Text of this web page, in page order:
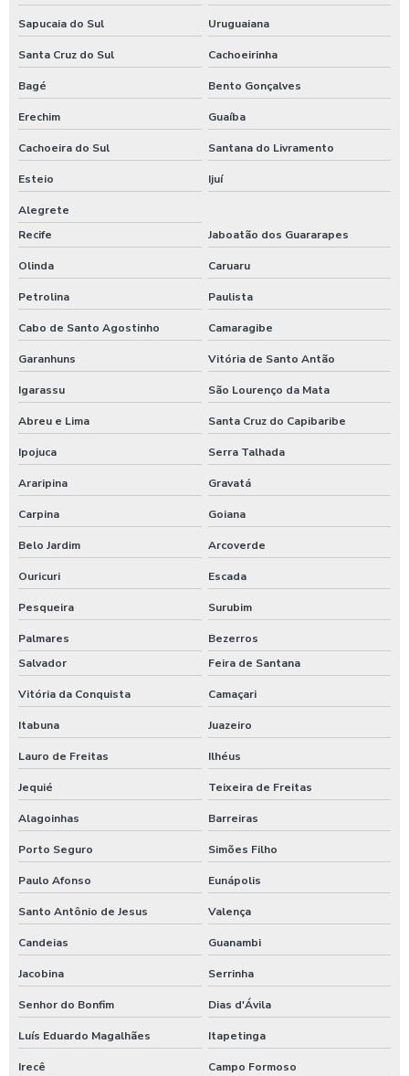
Sapucaia do Sul Uruguaiana
Santa Cruz do Sul Cachoeirinha
Bagé Bento Gonçalves
Erechim Guaíba
Cachoeira do Sul Santana do Livramento
Esteio Ijuí
Alegrete
Recife
Jaboatão dos Guararapes
Olinda Caruaru
Petrolina Paulista
Cabo de Santo Agostinho Camaragibe
Garanhuns Vitória de Santo Antão
Igarassu São Lourenço da Mata
Abreu e Lima Santa Cruz do Capibaribe
Ipojuca Serra Talhada
Araripina Gravatá
Carpina Goiana
Belo Jardim Arcoverde
Ouricuri Escada
Pesqueira Surubim
Palmares
Bezerros
Salvador
Feira de Santana
Vitória da Conquista Camaçari
Itabuna Juazeiro
Lauro de Freitas Ilhéus
Jequié Teixeira de Freitas
Alagoinhas Barreiras
Porto Seguro Simões Filho
Paulo Afonso Eunápolis
Santo Antônio de Jesus Valença
Candeias Guanambi
Jacobina Serrinha
Senhor do Bonfim Dias d'Ávila
Luís Eduardo Magalhães Itapetinga
Irecê Campo Formoso